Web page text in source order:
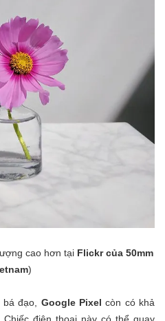
cao hơn tại Flickr của 50mm
)
đạo, Google Pixel còn có khả